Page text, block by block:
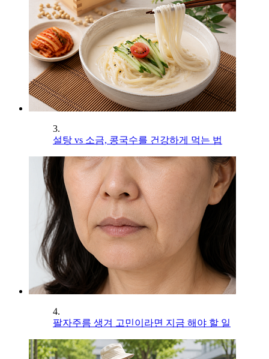
3.
설탕 vs 소금, 콩국수를 건강하게 먹는 법
4.
팔자주름 생겨 고민이라면 지금 해야 할 일